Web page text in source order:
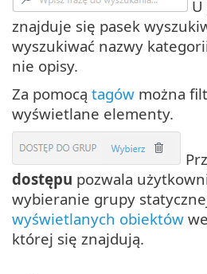
znajduje się pasek
wyszukiwać nazwy
nie opisy.
Za pomocą tagów można
wyświetlane elementy.
dostępu pozwala
wybieranie grupy
wyświetlanych obiektów
której się znajdują.